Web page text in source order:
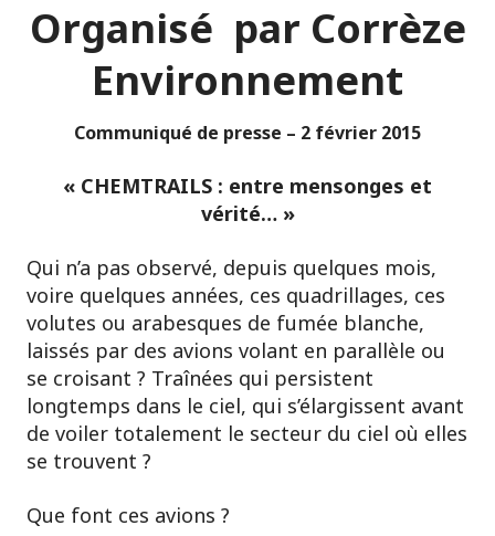
Organisé par Corrèze
Environnement
Communiqué de presse – 2 février 2015
« CHEMTRAILS : entre mensonges et
vérité… »
Qui n’a pas observé, depuis quelques mois,
voire quelques années, ces quadrillages, ces
volutes ou arabesques de fumée blanche,
laissés par des avions volant en parallèle ou
se croisant ? Traînées qui persistent
longtemps dans le ciel, qui s’élargissent avant
de voiler totalement le secteur du ciel où elles
se trouvent ?
Que font ces avions ?